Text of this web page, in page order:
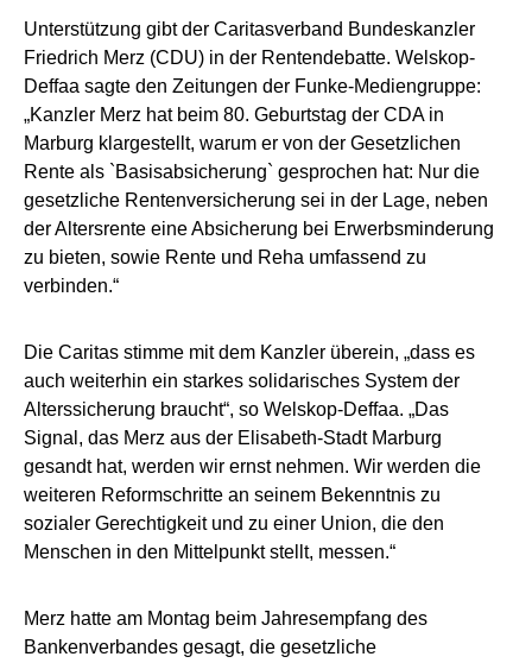
Unterstützung gibt der Caritasverband Bundeskanzler
Friedrich Merz (CDU) in der Rentendebatte. Welskop-
Deffaa sagte den Zeitungen der Funke-Mediengruppe:
„Kanzler Merz hat beim 80. Geburtstag der CDA in
Marburg klargestellt, warum er von der Gesetzlichen
Rente als `Basisabsicherung` gesprochen hat: Nur die
gesetzliche Rentenversicherung sei in der Lage, neben
der Altersrente eine Absicherung bei Erwerbsminderung
zu bieten, sowie Rente und Reha umfassend zu
verbinden.“
Die Caritas stimme mit dem Kanzler überein, „dass es
auch weiterhin ein starkes solidarisches System der
Alterssicherung braucht“, so Welskop-Deffaa. „Das
Signal, das Merz aus der Elisabeth-Stadt Marburg
gesandt hat, werden wir ernst nehmen. Wir werden die
weiteren Reformschritte an seinem Bekenntnis zu
sozialer Gerechtigkeit und zu einer Union, die den
Menschen in den Mittelpunkt stellt, messen.“
Merz hatte am Montag beim Jahresempfang des
Bankenverbandes gesagt, die gesetzliche